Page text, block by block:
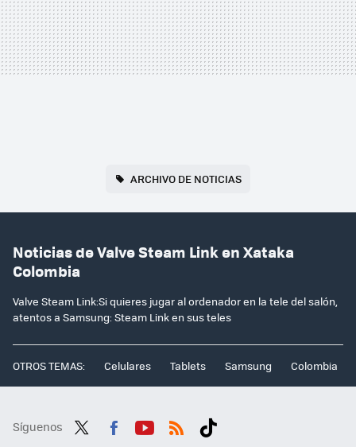
ARCHIVO DE NOTICIAS
Noticias de Valve Steam Link en Xataka
Colombia
Valve Steam Link:Si quieres jugar al ordenador en la tele del salón,
atentos a Samsung: Steam Link en sus teles
OTROS TEMAS: Celulares Tablets Samsung Colombia
Síguenos